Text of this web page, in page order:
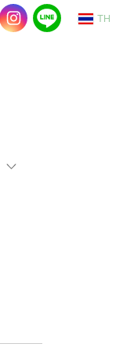
TH